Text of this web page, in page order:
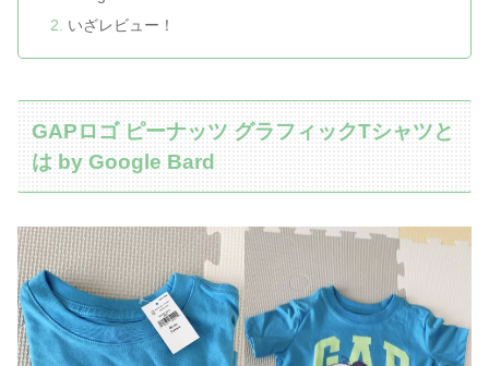
いざレビュー！
GAPロゴ ピーナッツ グラフィックTシャツと
は by Google Bard